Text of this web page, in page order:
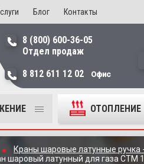
Блог Контакты
8 (800) 600-36-05
Отдел продаж
8 812 611 12 02
Офис
ОТОПЛЕНИЕ
Краны шаровые латунные ручка
шаровый латунный для газа СТМ